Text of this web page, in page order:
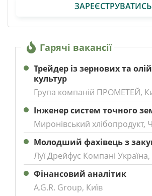
ЗАРЕЄСТРУВАТИСЬ
Гарячі вакансії
Трейдер із зернових та
культур
Група компаній ПРОМЕТЕЙ,
Інженер систем точного
Миронівський хлібопродукт,
Молодший фахівець з
Луї Дрейфус Компані
Фінансовий аналітик
A.G.R. Group, Київ